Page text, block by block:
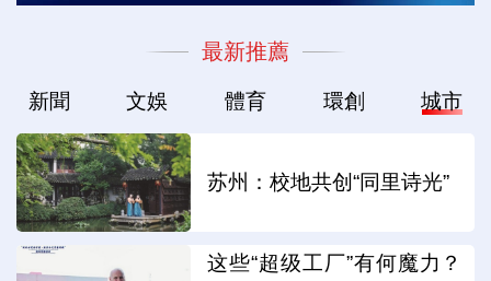
最新推薦
新聞 文娛 體育 環創 城市
苏州：校地共创“同里诗光”
这些“超级工厂”有何魔力？